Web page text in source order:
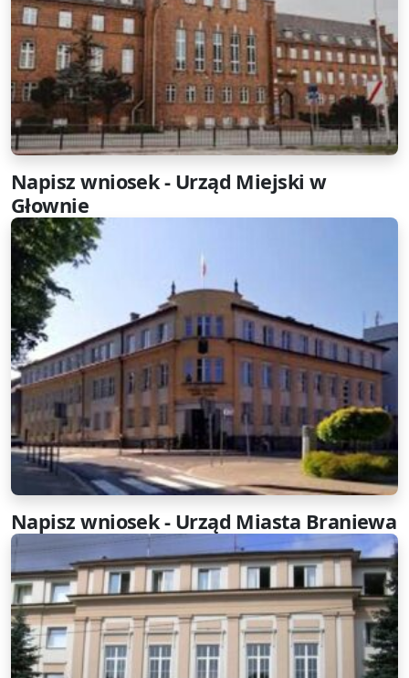
Napisz wniosek - Urząd Miejski w
Głownie
Napisz wniosek - Urząd Miasta Braniewa